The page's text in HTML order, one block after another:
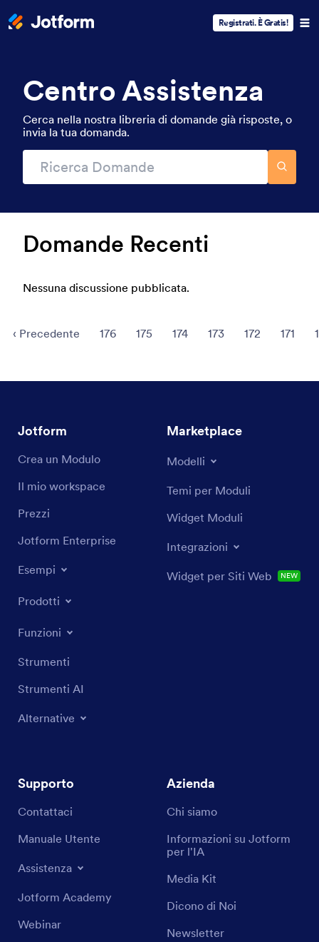
Registrati. È Gratis!
Centro Assistenza
Cerca nella nostra libreria di domande già risposte, o
invia la tua domanda.
Domande Recenti
Nessuna discussione pubblicata.
‹ Precedente 176 175 174 173 172 171
Jotform
Crea un Modulo
Il mio workspace
Prezzi
Jotform Enterprise
Esempi
Prodotti
Funzioni
Strumenti
Strumenti AI
Alternative
Marketplace
Modelli
Temi per Moduli
Widget Moduli
Integrazioni
Widget per Siti Web NEW
Supporto
Contattaci
Manuale Utente
Assistenza
Jotform Academy
Webinar
Azienda
Chi siamo
Informazioni su Jotform
per l'IA
Media Kit
Dicono di Noi
Newsletter